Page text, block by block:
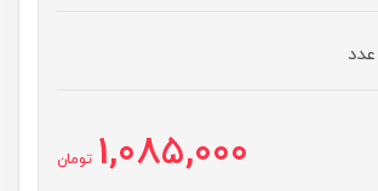
1,085,000 تومان